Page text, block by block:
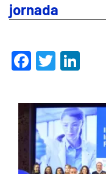
jornada
Facebook
Twitter